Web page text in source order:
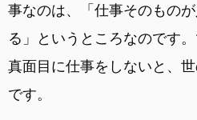
事なのは、「仕事そのもの
る」というところなのです
真面目に仕事をしないと、
です。